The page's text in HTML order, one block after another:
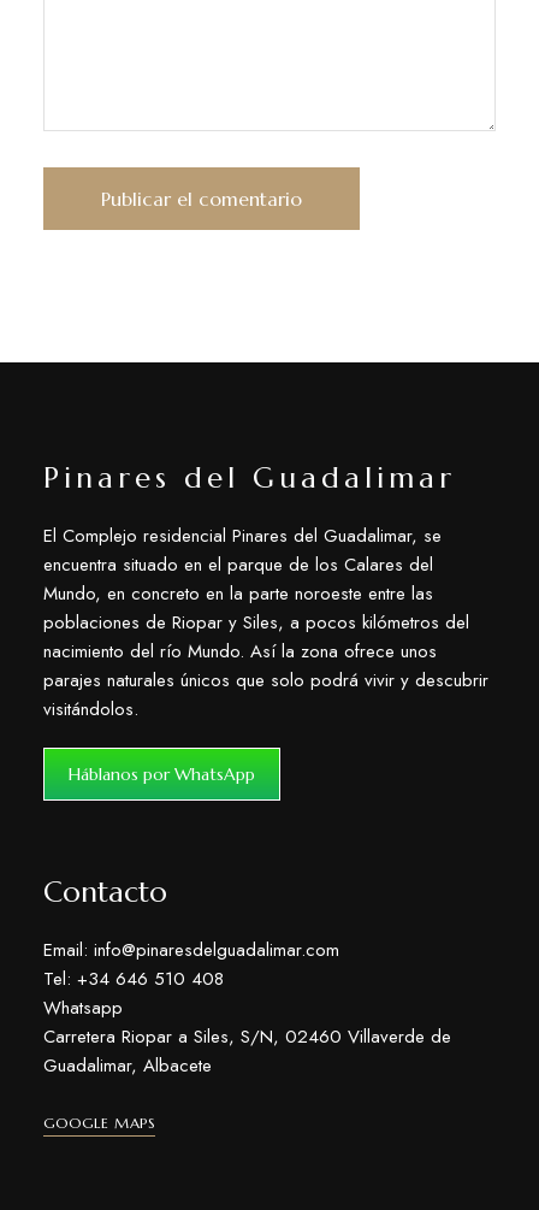
Pinares del Guadalimar
El Complejo residencial Pinares del Guadalimar, se
encuentra situado en el parque de los Calares del
Mundo, en concreto en la parte noroeste entre las
poblaciones de Riopar y Siles, a pocos kilómetros del
nacimiento del río Mundo. Así la zona ofrece unos
parajes naturales únicos que solo podrá vivir y descubrir
visitándolos.
Háblanos por WhatsApp
Contacto
Email: info@pinaresdelguadalimar.com
Tel: +34 646 510 408
Whatsapp
Carretera Riopar a Siles, S/N, 02460 Villaverde de
Guadalimar, Albacete
GOOGLE MAPS